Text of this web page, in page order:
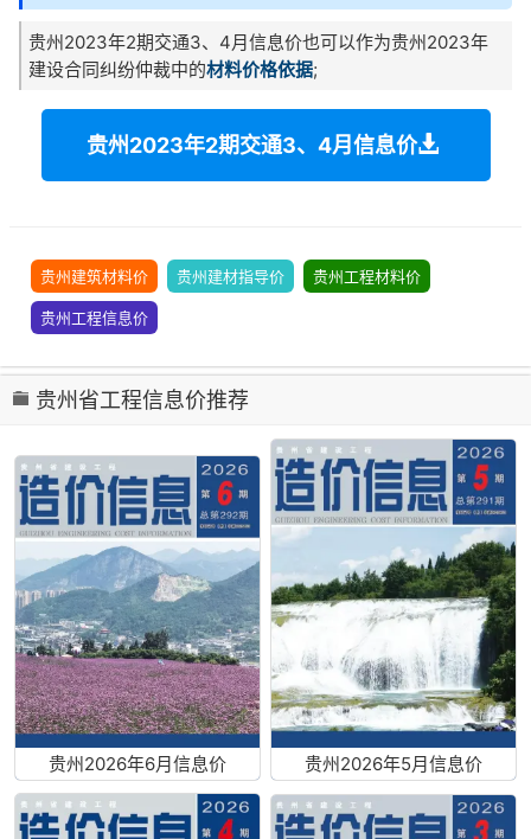
贵州2023年2期交通3、4月信息价也可以作为贵州2023年
建设合同纠纷仲裁中的材料价格依据;
贵州2023年2期交通3、4月信息价
贵州建筑材料价 贵州建材指导价 贵州工程材料价
贵州工程信息价
贵州省工程信息价推荐
贵州2026年6月信息价 贵州2026年5月信息价